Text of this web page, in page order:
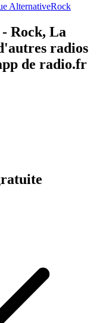
AlternativeRock
Rock, La
radios
de radio.fr